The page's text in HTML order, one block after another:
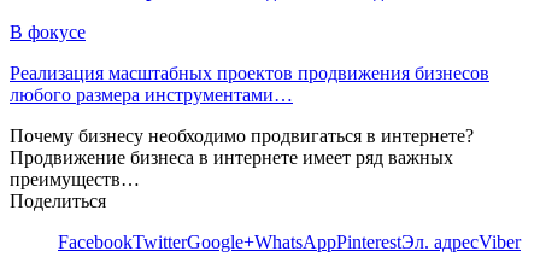
В фокусе
Реализация масштабных проектов продвижения бизнесов
любого размера инструментами…
Почему бизнесу необходимо продвигаться в интернете?
Продвижение бизнеса в интернете имеет ряд важных
преимуществ…
Поделиться
FacebookTwitterGoogle+WhatsAppPinterestЭл. адресViber